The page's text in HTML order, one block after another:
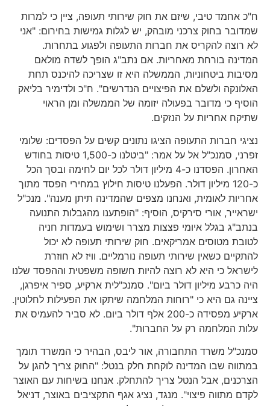
ח"כ אחמד טיבי, שיזם את חוק שירותי תעופה, ציין כי למרות
שמדובר בחוק צרכני מובהק, יש לגלות גמישות בחירום: "אני
לא רוצה להקריס את חברות התעופה ולפגוע בתחרות.
המדינה בורחת מאחריות. אם נתב"ג הופך לשדה מולאם
מסיבות ביטחוניות, הממשלה היא זו שצריכה להיכנס תחת
האלונקה ולשלם את הפיצויים הנדרשים". ח"כ ולדימיר בליאק
הוסיף כי מדובר בפעולה יזומה של הממשלה ומן הראוי
שתיקח אחריות על הנזקים.
נציגי חברות התעופה הציגו נתונים קשים על הפסדים: שלומי
זפרני, סמנכ"ל אל על אמר: "ביטלנו כ-1,500 טיסות בחודש
האחרון. הפסדנו כ-4 מיליון דולר לכל יום לחימה ובסך הכל
כ-120 מיליון דולר. הפעלנו טיסות חילוץ במחירי הפסד מתוך
אחריות לאומית, ואנחנו מצפים שהמדינה תיתן מענה". מנכ"ל
ישראייר, אורי סירקיס, הוסיף: "הופתענו מהגבלות התנועה
בנתב"ג בגלל איומי פצצות מצרר ושימוש בעמדות חניה
לטובת מטוסים אמריקאים. חוק שירותי תעופה לא יכול
להתקיים כשאין שירותי תעופה נורמליים. וויז לא חוזרת
לישראל כי היא לא רוצה להיות חשופה משפטית וההפסד שלנו
היה כרבע מיליון דולר ביום". סמנכ"לית ארקיע, ספיר איפרגן,
ציינה גם היא כי "רוחות המלחמה שיתקו את הפעילות לחלוטין.
ארקיע מפסידה כ-200 אלף דולר ביום. לא סביר להעמיס את
עלות המלחמה רק על החברות".
סמנכ"ל משרד התחבורה, אור ליבס, הבהיר כי המשרד תומך
במתווה שבו המדינה לוקחת חלק בנטל: "החוק צריך להגן על
הצרכנים, אבל הנטל צריך להתחלק. אנחנו בשיחות עם האוצר
לקדם מתווה פיצוי". מנגד, נציג אגף התקציבים באוצר, דניאל